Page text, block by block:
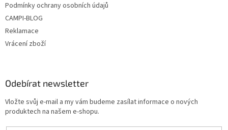
Podmínky ochrany osobních údajů
CAMPI-BLOG
Reklamace
Vrácení zboží
Odebírat newsletter
Vložte svůj e-mail a my vám budeme zasílat informace o nových
produktech na našem e-shopu.